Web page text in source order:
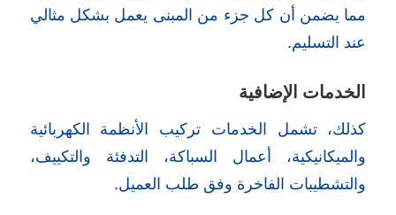
مما يضمن أن كل جزء من المبنى يعمل بشكل مثالي
عند التسليم.
الخدمات الإضافية
كذلك، تشمل الخدمات تركيب الأنظمة الكهربائية
والميكانيكية، أعمال السباكة، التدفئة والتكييف،
والتشطيبات الفاخرة وفق طلب العميل.